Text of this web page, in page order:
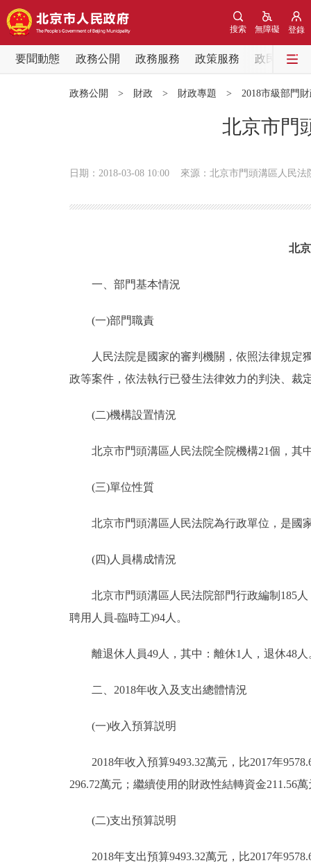
登錄
無障礙
搜索
要聞動態 政務公開 政務服務 政策服務
政民互動
政務服務
個人服務
便民服務
參與調查
走進北京
北京概況
綠色北京
政務公開 > 財政 > 財政專題 > 2018市級部門
北京市門
日期：2018-03-08 10:00 來源：北京市門頭溝區人民法
北
一、部門基本情況
(一)部門職責
人民法院是國家的審判機關，依照法律規定獨
政等案件，依法執行已發生法律效力的判決、裁
(二)機構設置情況
北京市門頭溝區人民法院全院機構21個，其
(三)單位性質
北京市門頭溝區人民法院為行政單位，是國
(四)人員構成情況
北京市門頭溝區人民法院部門行政編制185人
聘用人員-臨時工)94人。
離退休人員49人，其中：離休1人，退休48人
二、2018年收入及支出總體情況
(一)收入預算説明
2018年收入預算9493.32萬元，比2017年
296.72萬元；繼續使用的財政性結轉資金211.56
(二)支出預算説明
2018年支出預算9493.32萬元，比2017年